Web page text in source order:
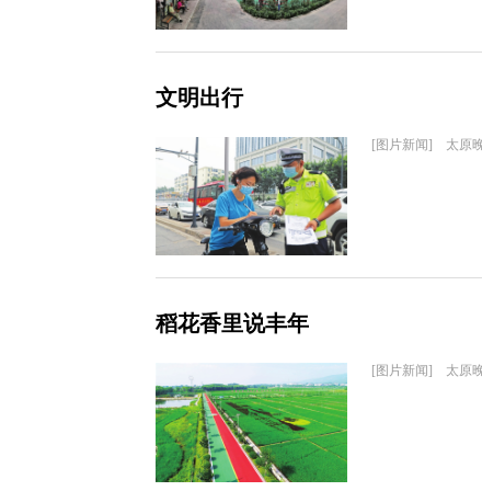
文明出行
[图片新闻] 太原
稻花香里说丰年
[图片新闻] 太原晚